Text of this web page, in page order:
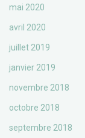
mai 2020
avril 2020
juillet 2019
janvier 2019
novembre 2018
octobre 2018
septembre 2018